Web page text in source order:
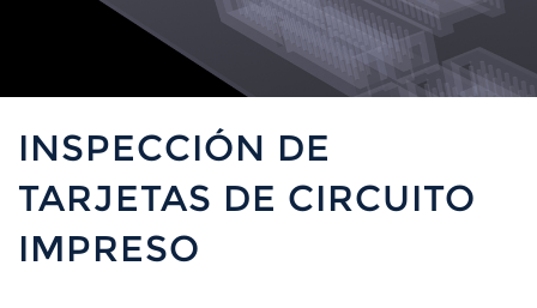
INSPECCIÓN DE
TARJETAS DE CIRCUITO
IMPRESO